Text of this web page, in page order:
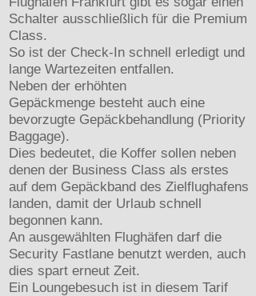
Schalter ausschließlich für die Premium
Class.
So ist der Check-In schnell erledigt und
lange Wartezeiten entfallen.
Neben der erhöhten
Gepäckmenge besteht auch eine
bevorzugte Gepäckbehandlung (Priority
Baggage).
Dies bedeutet, die Koffer sollen neben
denen der Business Class als erstes
auf dem Gepäckband des Zielflughafens
landen, damit der Urlaub schnell
begonnen kann.
An ausgewählten Flughäfen darf die
Security Fastlane benutzt werden, auch
dies spart erneut Zeit.
Ein Loungebesuch ist in diesem Tarif